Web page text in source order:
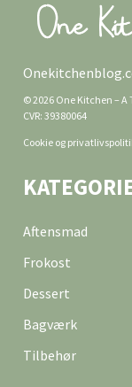
© 2026 One Kitchen –
CVR: 39380064
Cookie og
Aftensmad
Frokost
Dessert
Bagværk
Tilbehør